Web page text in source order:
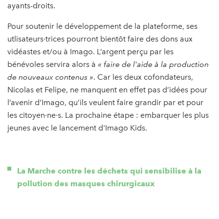
ayants-droits.
Pour soutenir le développement de la plateforme, ses
utlisateurs·trices pourront bientôt faire des dons aux
vidéastes et/ou à Imago. L’argent perçu par les
bénévoles servira alors à « faire de l'aide à la production
de nouveaux contenus ». Car les deux cofondateurs,
Nicolas et Felipe, ne manquent en effet pas d’idées pour
l’avenir d’Imago, qu’ils veulent faire grandir par et pour
les citoyen·ne·s. La prochaine étape : embarquer les plus
jeunes avec le lancement d'Imago Kids.
La Marche contre les déchets qui sensibilise à la
pollution des masques chirurgicaux